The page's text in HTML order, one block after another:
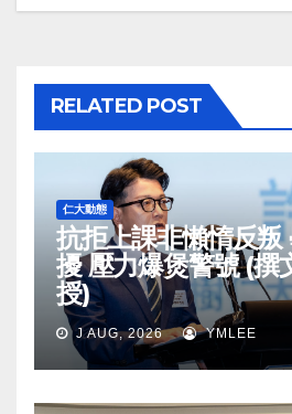
RELATED POST
仁大動態
抗拒上課非懶惰反叛
擾 壓力爆煲警號 (撰
授)
J AUG, 2026 YMLEE